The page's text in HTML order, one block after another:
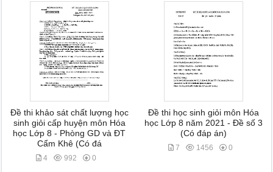
Đề thi khảo sát chất lượng học
sinh giỏi cấp huyện môn Hóa
học Lớp 8 - Phòng GD và ĐT
Cẩm Khê (Có đá
4 992 0
Đề thi học sinh giỏi môn Hóa
học Lớp 8 năm 2021 - Đề số 3
(Có đáp án)
7 1456 0